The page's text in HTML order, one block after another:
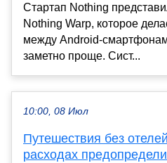
Стартап Nothing
Nothing Warp, которое
между Android-
заметно проще. Сист...
10:00, 08 Июл
Путешествия без
расходах